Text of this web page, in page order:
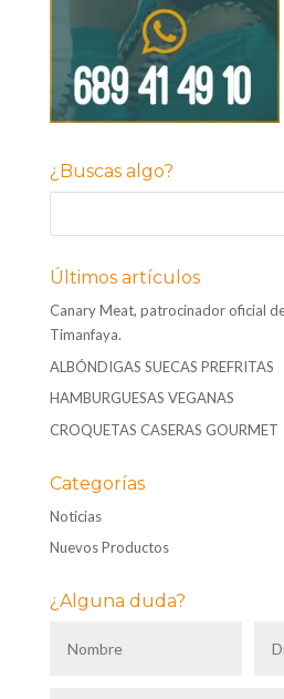
¿Buscas algo?
Últimos artículos
Canary Meat, patrocinador oficial
Timanfaya.
ALBÓNDIGAS SUECAS PREFRITAS
HAMBURGUESAS VEGANAS
CROQUETAS CASERAS GOURMET
Categorías
Noticias
Nuevos Productos
¿Alguna duda?